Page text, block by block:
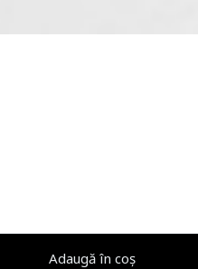
Adaugă în coș